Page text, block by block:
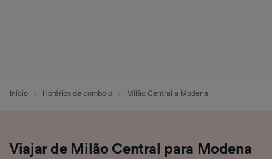
Início Horários de comboio Milão Central a Modena
Viajar de Milão Central para Modena